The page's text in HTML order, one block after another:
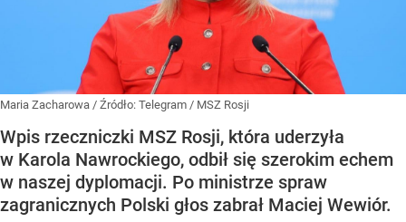
Maria Zacharowa / Źródło: Telegram / MSZ Rosji
Wpis rzeczniczki MSZ Rosji, która uderzyła
w Karola Nawrockiego, odbił się szerokim echem
w naszej dyplomacji. Po ministrze spraw
zagranicznych Polski głos zabrał Maciej Wewiór.